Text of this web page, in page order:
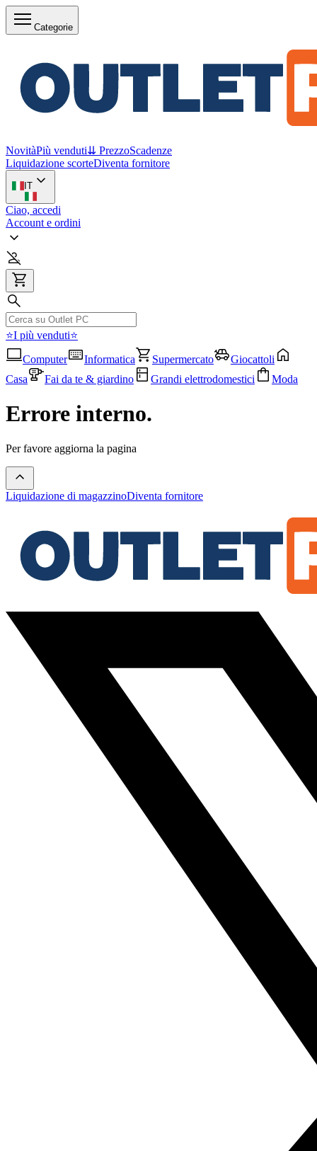
Categorie
NovitàPiù venduti⇊ PrezzoScadenze
Liquidazione scorteDiventa fornitore
IT
Ciao, accedi
Account e ordini
⭐I più venduti⭐
Computer
Informatica Supermercato
Giocattoli
Casa
Fai da te & giardino Grandi elettrodomestici Moda
Errore interno.
Per favore aggiorna la pagina
Liquidazione di magazzinoDiventa fornitore